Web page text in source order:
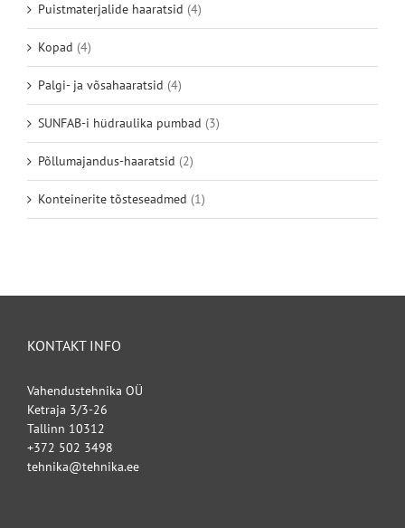
Puistmaterjalide haaratsid (4)
Kopad (4)
Palgi- ja võsahaaratsid (4)
SUNFAB-i hüdraulika pumbad (3)
Põllumajandus-haaratsid (2)
Konteinerite tõsteseadmed (1)
KONTAKT INFO
Vahendustehnika OÜ
Ketraja 3/3-26
Tallinn 10312
+372 502 3498
tehnika@tehnika.ee